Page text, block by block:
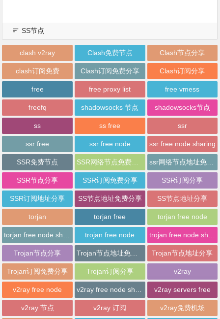
SS节点
clash v2ray Clash免费节点 Clash节点分享
clash订阅免费 Clash订阅免费分享 Clash订阅分享
free free proxy list free vmess
freefq shadowsocks 节点 shadowsocks节点
ss ss free ssr
ssr free ssr free node ssr free node sharing
SSR免费节点
SSR节点分享 SSR订阅免费分享 SSR订阅分享
SSR订阅地址分享 SS节点地址免费分享 SS节点地址分享
torjan torjan free torjan free node
trojan free node
Trojan节点分享 Trojan节点地址分享
Trojan订阅免费分享 Trojan订阅分享 v2ray
v2ray free node v2ray servers free
v2ray 节点 v2ray 订阅 v2ray免费机场